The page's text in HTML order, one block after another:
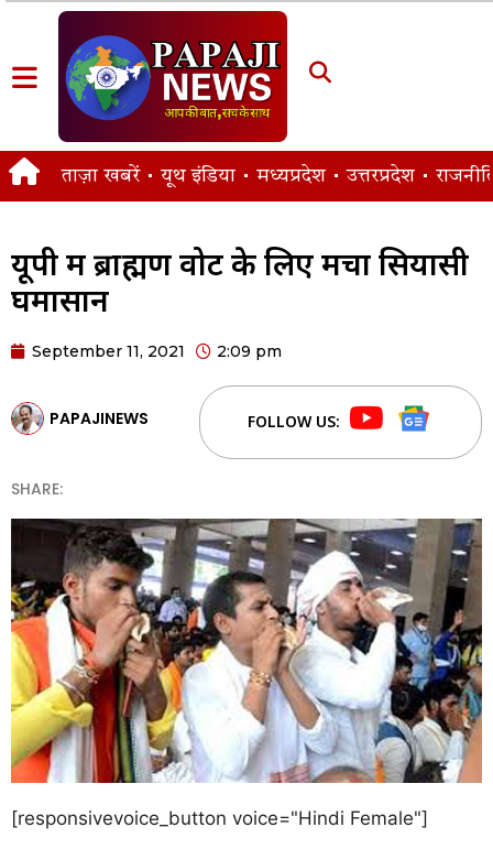
ताज़ा खबरें यूथ इंडिया मध्यप्रदेश उत्तरप्रदेश
यूपी में ब्राह्मण वोट के लिए मचा सियासी
घमासान
September 11, 2021 2:09 pm
PAPAJINEWS FOLLOW US:
SHARE:
[responsivevoice_button voice="Hindi Female"]